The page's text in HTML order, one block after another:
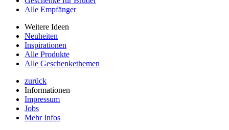
Alle Empfänger
Weitere Ideen
Neuheiten
Inspirationen
Alle Produkte
Alle Geschenkethemen
zurück
Informationen
Impressum
Jobs
Mehr Infos